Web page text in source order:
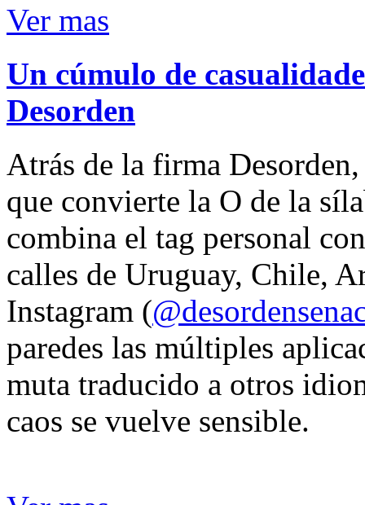
Ver mas
Un cúmulo de
Desorden
Atrás de la firma
que convierte la O de la
combina el tag personal
calles de Uruguay, Chile,
Instagram (
paredes las múltiples
muta traducido a otros
caos se vuelve sensible.